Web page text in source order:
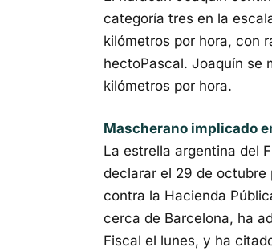
categoría tres en la
kilómetros por hora, con
hectoPascal. Joaquín se
kilómetros por hora.
Mascherano implicado
La estrella argentina del
declarar el 29 de octubre
contra la Hacienda
cerca de Barcelona, ha
Fiscal el lunes, y ha